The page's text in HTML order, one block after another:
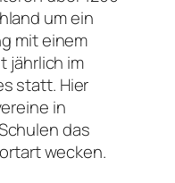
um ein
mit einem
jährlich im
statt. Hier
in
das
wecken.